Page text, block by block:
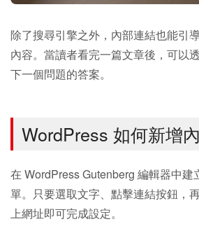
除了搜尋引擎之外，內部連結也能引
內容。當讀者看完一篇文章後，可以
下一個問題的答案。
WordPress 如何新增
在 WordPress Gutenberg 編輯器中建
單。只要選取文字、點擊連結按鈕，
上網址即可完成設定。